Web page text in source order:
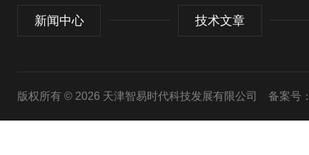
新闻中心 技术文章
版权所有 © 2026 天津智易时代科技发展有限公司 备案号